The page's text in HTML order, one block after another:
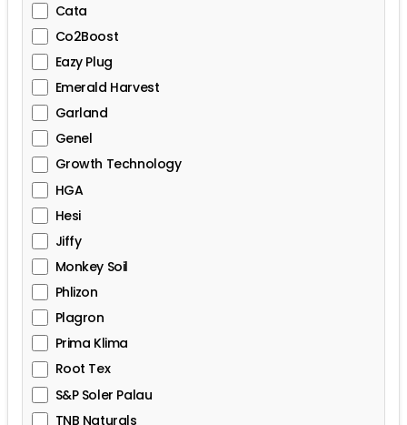
Cata
Co2Boost
Eazy Plug
Emerald Harvest
Garland
Genel
Growth Technology
HGA
Hesi
Jiffy
Monkey Soil
Phlizon
Plagron
Prima Klima
Root Tex
S&P Soler Palau
TNB Naturals